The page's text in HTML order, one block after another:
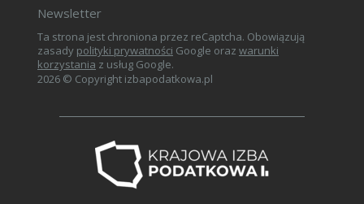
Newsletter
Ta strona jest chroniona przez reCaptcha. Obowiązują
zasady polityki prywatności Google oraz warunki
korzystania z usług Google.
2026 © Copyright izbapodatkowa.pl